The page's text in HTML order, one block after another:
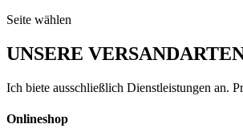
Seite wählen
UNSERE
Ich biete ausschließlich Dienstleistungen an.
Onlineshop